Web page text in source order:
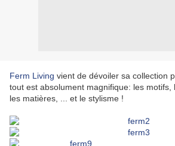
Ferm Living vient de dévoiler sa collection
tout est absolument magnifique: les motifs,
les matières, ... et le stylisme !